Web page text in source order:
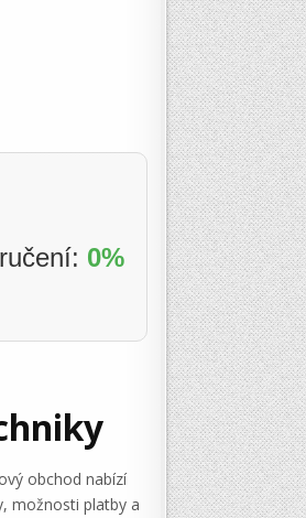
0%
obchod nabízí
možnosti platby a